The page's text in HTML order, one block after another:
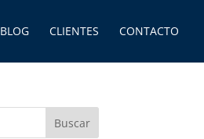
BLOG CLIENTES CONTACTO